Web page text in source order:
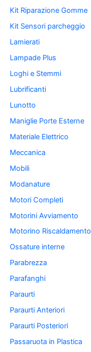
Kit Riparazione Gomme
Kit Sensori parcheggio
Lamierati
Lampade Plus
Loghi e Stemmi
Lubrificanti
Lunotto
Maniglie Porte Esterne
Materiale Elettrico
Meccanica
Mobili
Modanature
Motori Completi
Motorini Avviamento
Motorino Riscaldamento
Ossature interne
Parabrezza
Parafanghi
Paraurti
Paraurti Anteriori
Paraurti Posteriori
Passaruota in Plastica